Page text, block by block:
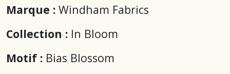
Marque : Windham Fabrics
Collection : In Bloom
Motif : Bias Blossom